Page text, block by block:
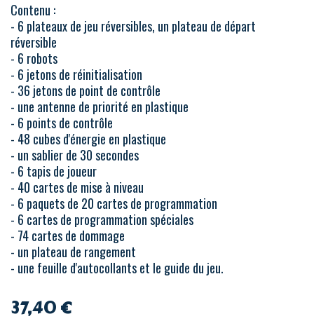
Contenu :
- 6 plateaux de jeu réversibles, un plateau de départ
réversible
- 6 robots
- 6 jetons de réinitialisation
- 36 jetons de point de contrôle
- une antenne de priorité en plastique
- 6 points de contrôle
- 48 cubes d'énergie en plastique
- un sablier de 30 secondes
- 6 tapis de joueur
- 40 cartes de mise à niveau
- 6 paquets de 20 cartes de programmation
- 6 cartes de programmation spéciales
- 74 cartes de dommage
- un plateau de rangement
- une feuille d'autocollants et le guide du jeu.
37,40€